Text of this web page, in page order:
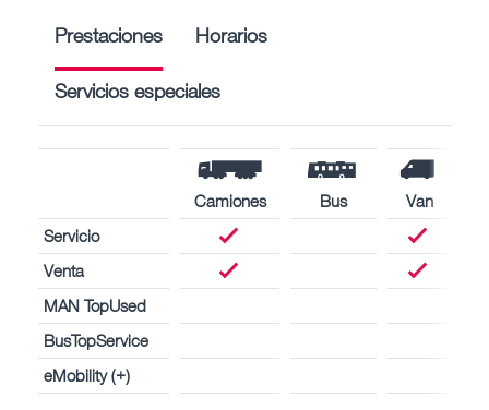
Prestaciones Horarios
Servicios especiales
Camiones Bus
Van
Servicio
Venta
MAN TopUsed
BusTopService
eMobility (+)